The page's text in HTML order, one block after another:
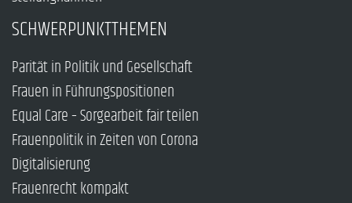
SCHWERPUNKTTHEMEN
Parität in Politik und Gesellschaft
Frauen in Führungspositionen
Equal Care – Sorgearbeit fair teilen
Frauenpolitik in Zeiten von Corona
Digitalisierung
Frauenrecht kompakt